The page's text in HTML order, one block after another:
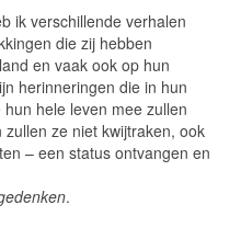
ik verschillende verhalen
die zij hebben
en vaak ook op hun
herinneringen die in hun
hele leven mee zullen
ze niet kwijtraken, ook
– een status ontvangen en
.